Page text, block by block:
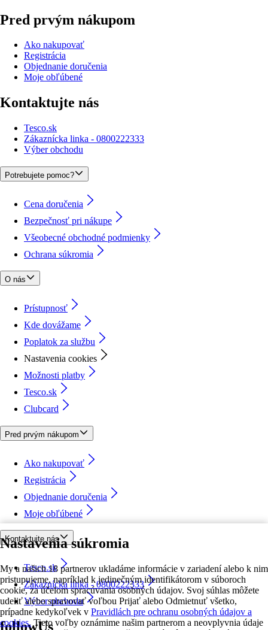
Nastavenia súkromia
My a našich 18 partnerov ukladáme informácie v zariadení alebo k nim
pristupujeme, napríklad k jedinečným identifikátorom v súboroch
cookie, za účelom spracúvania osobných údajov. Svoj súhlas môžete
udeliť alebo spravovať voľbou Prijať alebo Odmietnuť všetko,
prípadne kedykoľvek v Pravidlách pre ochranu osobných údajov a
cookies. Tieto voľby oznámime našim partnerom a neovplyvnia údaje
Pred prvým nákupom
Ako nakupovať
Registrácia
Objednanie doručenia
Moje obľúbené
Kontaktujte nás
Tesco.sk
Zákaznícka linka - 0800222333
Výber obchodu
Potrebujete pomoc?
Cena doručenia
Bezpečnosť pri nákupe
Všeobecné obchodné podmienky
Ochrana súkromia
O nás
Prístupnosť
Kde dovážame
Poplatok za službu
Nastavenia cookies
Možnosti platby
Tesco.sk
Clubcard
Pred prvým nákupom
Ako nakupovať
Registrácia
Objednanie doručenia
Moje obľúbené
Kontaktujte nás
Tesco.sk
Zákaznícka linka - 0800222333
Výber obchodu
followUs